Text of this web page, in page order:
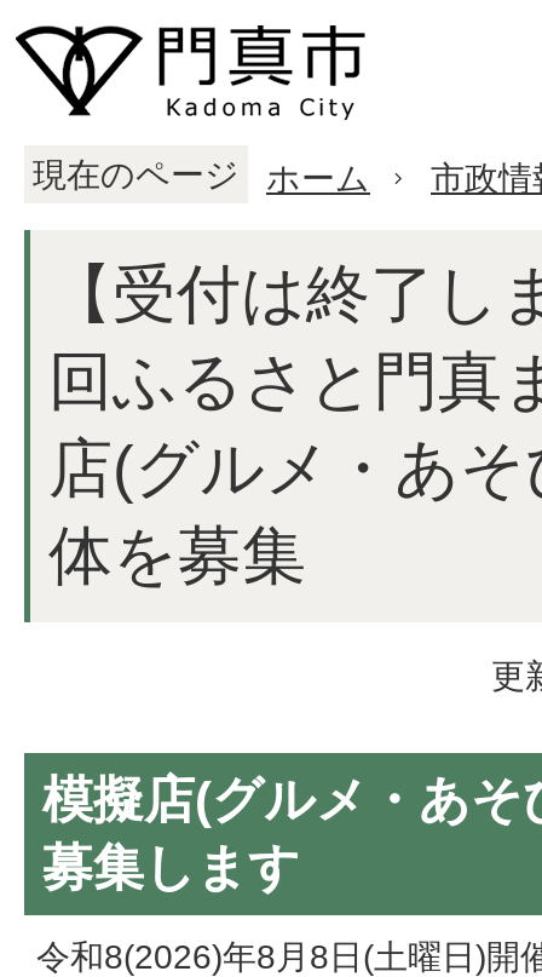
現在のページ ホーム 市政情
【受付は終了し
回ふるさと門真
店(グルメ・あ
体を募集
更
模擬店(グルメ・あそ
募集します
令和8(2026)年8月8日(土曜日)開